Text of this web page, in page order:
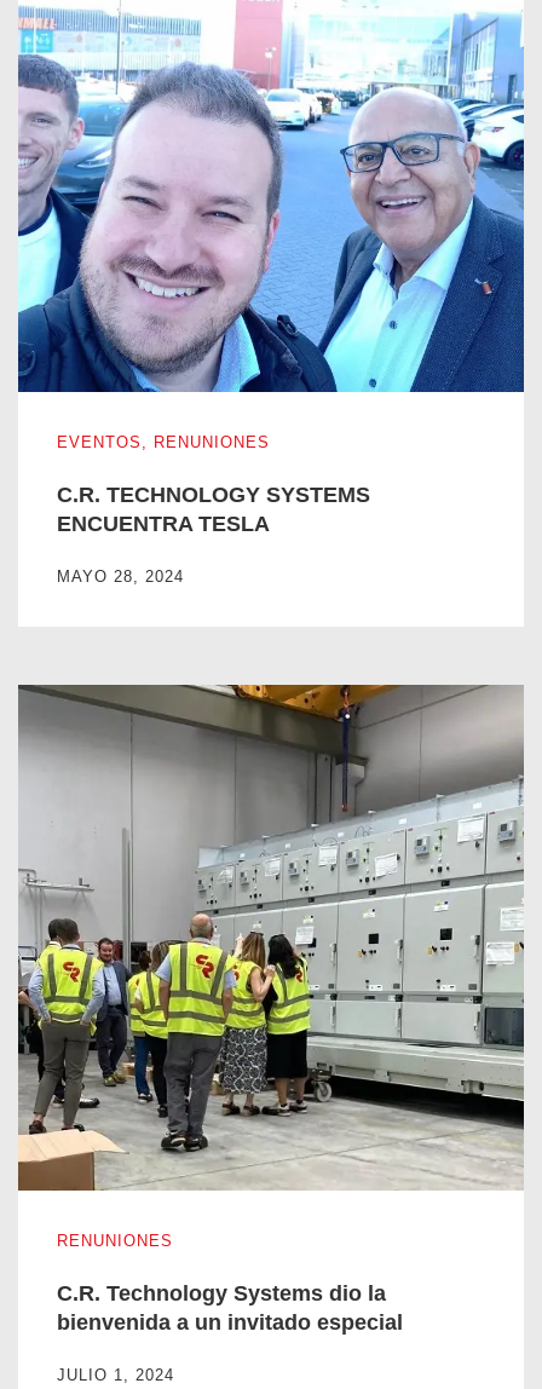
EVENTOS RENUNIONES
C.R. TECHNOLOGY SYSTEMS
ENCUENTRA TESLA
MAYO 28, 2024
RENUNIONES
C.R. Technology Systems dio la
bienvenida a un invitado especial
JULIO 1, 2024